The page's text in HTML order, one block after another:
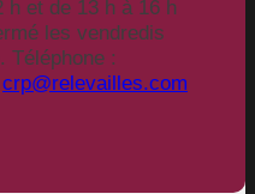
h et de 13 h à 16 h
les vendredis
Téléphone :
crp@relevailles.com